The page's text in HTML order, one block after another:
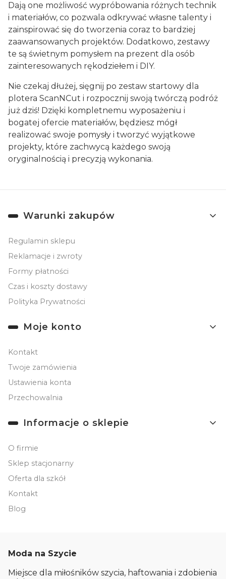
Dają one możliwość wypróbowania różnych technik
i materiałów, co pozwala odkrywać własne talenty i
zainspirować się do tworzenia coraz to bardziej
zaawansowanych projektów. Dodatkowo, zestawy
te są świetnym pomysłem na prezent dla osób
zainteresowanych rękodziełem i DIY.
Nie czekaj dłużej, sięgnij po zestaw startowy dla
plotera ScanNCut i rozpocznij swoją twórczą podróż
już dziś! Dzięki kompletnemu wyposażeniu i
bogatej ofercie materiałów, będziesz mógł
realizować swoje pomysły i tworzyć wyjątkowe
projekty, które zachwycą każdego swoją
oryginalnością i precyzją wykonania.
Linki w stopce
Warunki zakupów
Regulamin sklepu
Reklamacje i zwroty
Formy płatności
Czas i koszty dostawy
Polityka Prywatności
Moje konto
Kontakt
Twoje zamówienia
Ustawienia konta
Przechowalnia
Informacje o sklepie
O firmie
Sklep stacjonarny
Oferta dla szkół
Kontakt
Blog
Moda na Szycie
Miejsce dla miłośników szycia, haftowania i zdobienia